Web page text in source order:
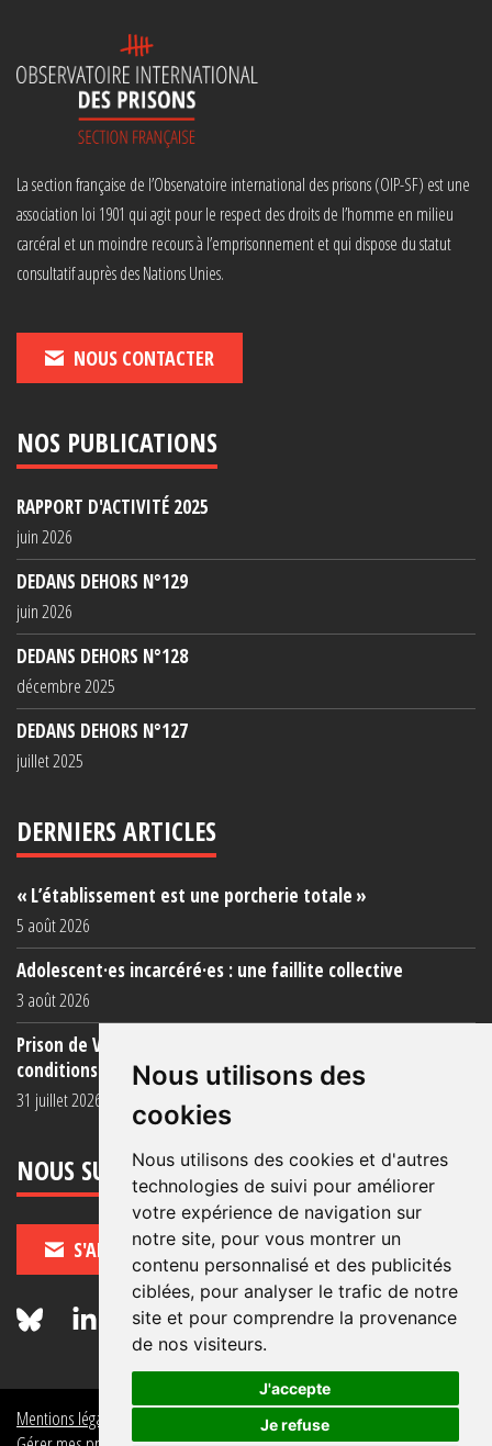
Nous utilisons des
cookies
Nous utilisons des cookies et d'autres
technologies de suivi pour améliorer
votre expérience de navigation sur
notre site, pour vous montrer un
contenu personnalisé et des publicités
ciblées, pour analyser le trafic de notre
site et pour comprendre la provenance
de nos visiteurs.
J'accepte
Je refuse
La section française de l’Observatoire international des prisons (OIP-SF) est une
association loi 1901 qui agit pour le respect des droits de l’homme en milieu
carcéral et un moindre recours à l’emprisonnement et qui dispose du statut
consultatif auprès des Nations Unies.
NOUS CONTACTER
NOS PUBLICATIONS
RAPPORT D'ACTIVITÉ 2025
juin 2026
DEDANS DEHORS N°129
juin 2026
DEDANS DEHORS N°128
décembre 2025
DEDANS DEHORS N°127
juillet 2025
DERNIERS ARTICLES
« L’établissement est une porcherie totale »
5 août 2026
Adolescent·es incarcéré·es : une faillite collective
3 août 2026
Prison de Vendin-le-Vieil : témoignage de familles sur les
conditions (...)
31 juillet 2026
NOUS SUIVRE
S'ABONNER
Mentions légales
Politique de données personnelles